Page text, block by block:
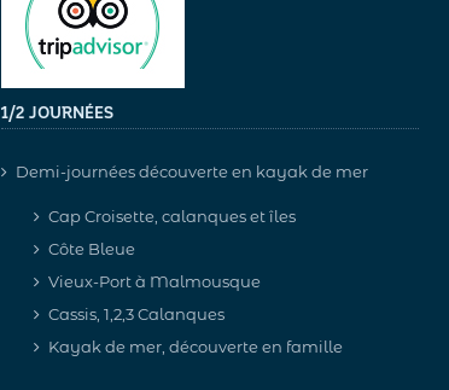
1/2 JOURNÉES
Demi-journées découverte en kayak de mer
Cap Croisette, calanques et îles
Côte Bleue
Vieux-Port à Malmousque
Cassis, 1,2,3 Calanques
Kayak de mer, découverte en famille